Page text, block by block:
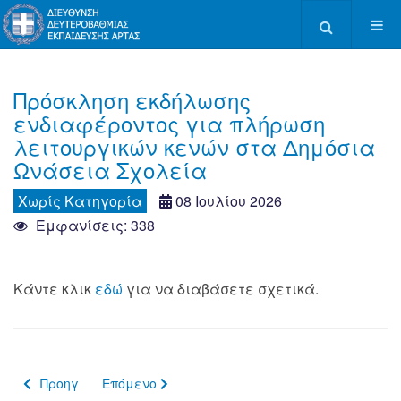
Πρόσκληση εκδήλωσης
ενδιαφέροντος για πλήρωση
λειτουργικών κενών στα Δημόσια
Ωνάσεια Σχολεία
Χωρίς Κατηγορία
08 Ιουλίου 2026
Εμφανίσεις: 338
Κάντε κλικ εδώ για να διαβάσετε σχετικά.
Προηγούμενο άρθρο: Ανασυγκρότηση Τοπικού Συμβουλίου
Προηγ Επόμενο άρθρο: ΕΚΚΛΗΣΙΑΣΤΙΚΗ ΕΚΠΑΙΔΕΥΣΗ
Επόμενο